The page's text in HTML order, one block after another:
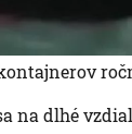
na dlhé